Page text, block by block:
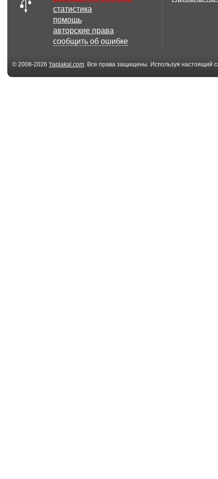
Красиво работают
шустрые цыганки .....
статистика
помощь
авторские права
сообщить об ошибке
© 2008-2026 Yaplakal.com. Все права защищены. Используя настоящий